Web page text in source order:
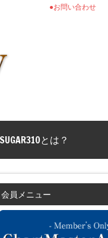
●お問い合わせ
SUGAR310とは？
会員メニュー